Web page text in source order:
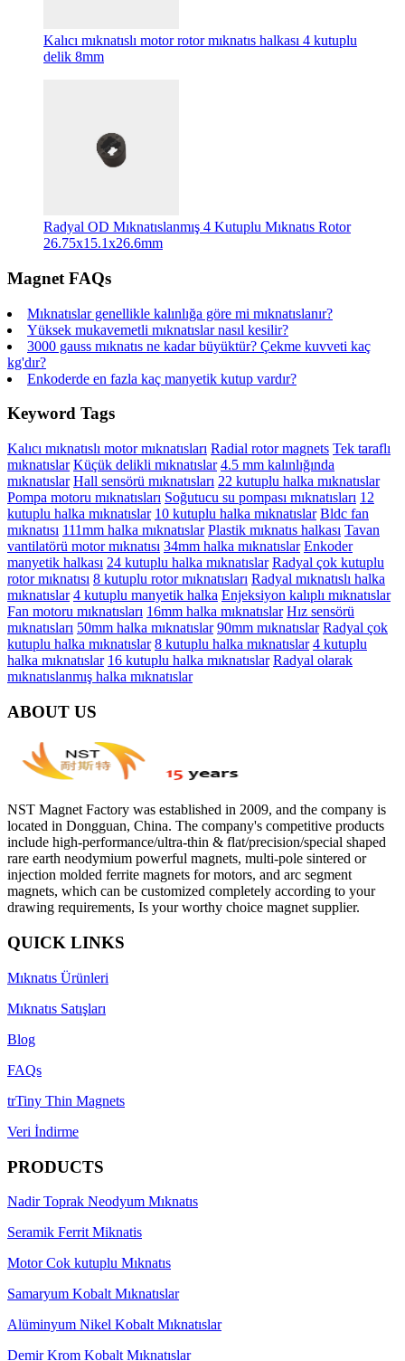
Kalıcı mıknatıslı motor rotor mıknatıs halkası 4 kutuplu
delik 8mm
Radyal OD Mıknatıslanmış 4 Kutuplu Mıknatıs Rotor
26.75x15.1x26.6mm
Magnet FAQs
Mıknatıslar genellikle kalınlığa göre mi mıknatıslanır?
Yüksek mukavemetli mıknatıslar nasıl kesilir?
3000 gauss mıknatıs ne kadar büyüktür? Çekme kuvveti kaç
kg'dır?
Enkoderde en fazla kaç manyetik kutup vardır?
Keyword Tags
Kalıcı mıknatıslı motor mıknatısları Radial rotor magnets Tek taraflı
mıknatıslar Küçük delikli mıknatıslar 4.5 mm kalınlığında
mıknatıslar Hall sensörü mıknatısları 22 kutuplu halka mıknatıslar
Pompa motoru mıknatısları Soğutucu su pompası mıknatısları 12
kutuplu halka mıknatıslar 10 kutuplu halka mıknatıslar Bldc fan
mıknatısı 111mm halka mıknatıslar Plastik mıknatıs halkası Tavan
vantilatörü motor mıknatısı 34mm halka mıknatıslar Enkoder
manyetik halkası 24 kutuplu halka mıknatıslar Radyal çok kutuplu
rotor mıknatısı 8 kutuplu rotor mıknatısları Radyal mıknatıslı halka
mıknatıslar 4 kutuplu manyetik halka Enjeksiyon kalıplı mıknatıslar
Fan motoru mıknatısları 16mm halka mıknatıslar Hız sensörü
mıknatısları 50mm halka mıknatıslar 90mm mıknatıslar Radyal çok
kutuplu halka mıknatıslar 8 kutuplu halka mıknatıslar 4 kutuplu
halka mıknatıslar 16 kutuplu halka mıknatıslar Radyal olarak
mıknatıslanmış halka mıknatıslar
ABOUT US
NST Magnet Factory was established in 2009, and the company is
located in Dongguan, China. The company's competitive products
include high-performance/ultra-thin & flat/precision/special shaped
rare earth neodymium powerful magnets, multi-pole sintered or
injection molded ferrite magnets for motors, and arc segment
magnets, which can be customized completely according to your
drawing requirements, Is your worthy choice magnet supplier.
QUICK LINKS
Mıknatıs Ürünleri
Mıknatıs Satışları
Blog
FAQs
trTiny Thin Magnets
Veri İndirme
PRODUCTS
Nadir Toprak Neodyum Mıknatıs
Seramik Ferrit Miknatis
Motor Cok kutuplu Mıknatıs
Samaryum Kobalt Mıknatıslar
Alüminyum Nikel Kobalt Mıknatıslar
Demir Krom Kobalt Mıknatıslar